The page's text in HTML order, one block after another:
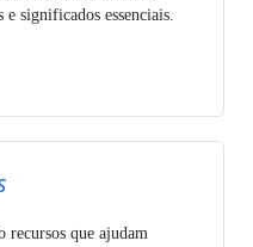
e significados essenciais.
recursos que ajudam